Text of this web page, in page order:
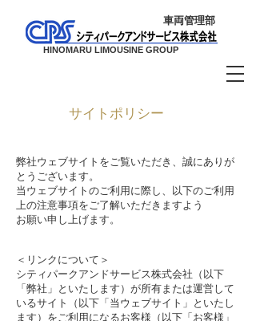
HINOMARU LIMOUSINE GROUP
車両管理部
サイトポリシー
弊社ウェブサイトをご覧いただき、誠にありが
とうございます。
当ウェブサイトのご利用に際し、以下のご利用
上の注意事項をご了解いただきますよう
お願い申し上げます。
＜ リンクについて ＞
シティパークアンドサービス株式会社（以下
「弊社」といたします）が所有または運営して
いるサイト（以下「当ウェブサイト」といたし
ます）をご利用になるお客様（以下「お客様」